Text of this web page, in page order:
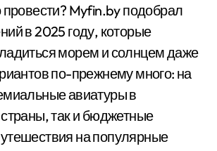
провести? Myfin.by подобрал
в 2025 году, которые
морем и солнцем даже
по-прежнему много: на
авиатуры в
страны, так и бюджетные
на популярные